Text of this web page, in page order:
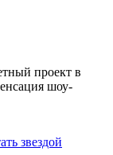
проект в
шоу-